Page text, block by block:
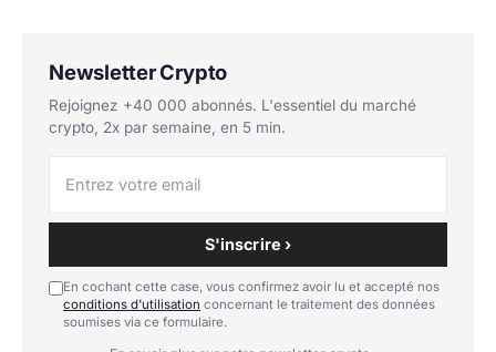
Newsletter Crypto
Rejoignez +40 000 abonnés. L'essentiel du marché
crypto, 2x par semaine, en 5 min.
S'inscrire ›
En cochant cette case, vous confirmez avoir lu et accepté nos
conditions d'utilisation concernant le traitement des données
soumises via ce formulaire.